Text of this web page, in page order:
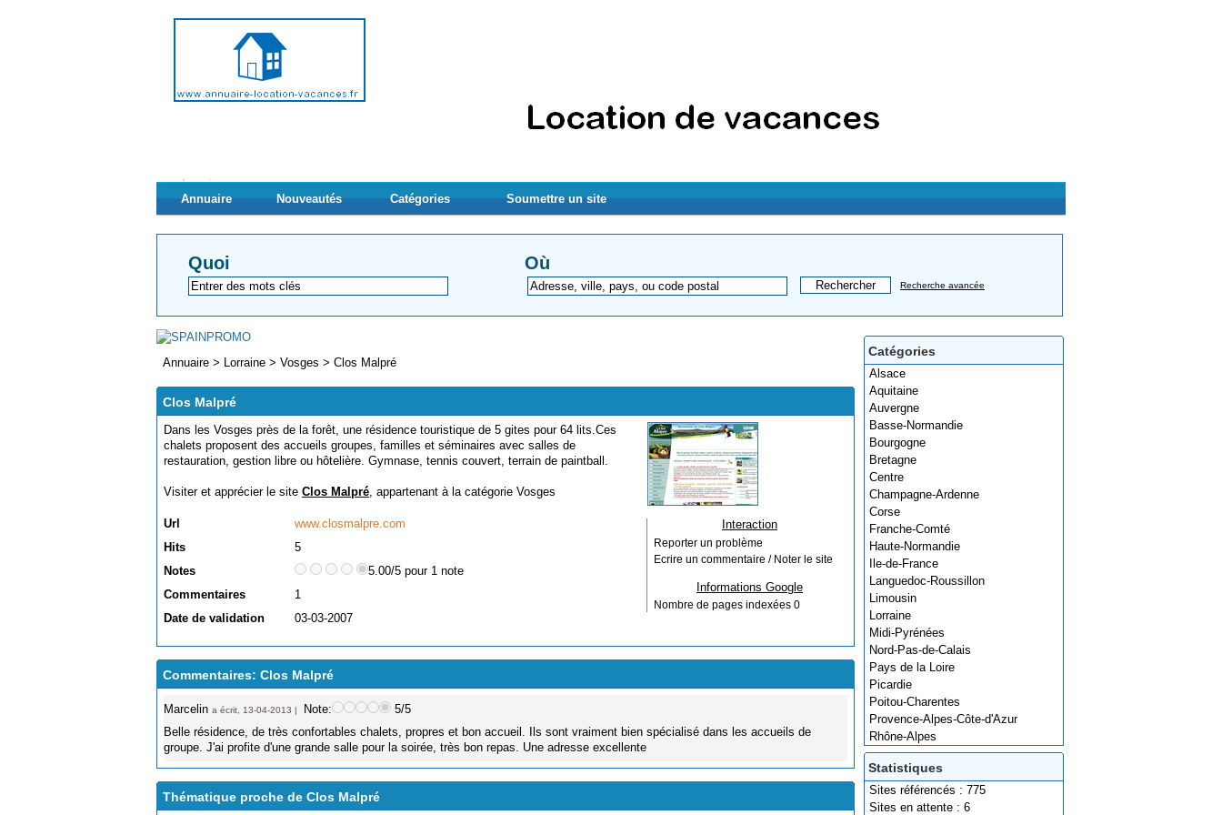
Annuaire Nouveautés Catégories Soumettre un site
Quoi Où
Recherche avancée
Catégories
Alsace
Aquitaine
Auvergne
Basse-Normandie
Bourgogne
Bretagne
Centre
Champagne-Ardenne
Corse
Franche-Comté
Haute-Normandie
Ile-de-France
Languedoc-Roussillon
Limousin
Lorraine
Midi-Pyrénées
Nord-Pas-de-Calais
Pays de la Loire
Picardie
Poitou-Charentes
Provence-Alpes-Côte-d'Azur
Rhône-Alpes
Statistiques
Sites référencés : 775
Sites en attente : 6
Annuaire > Lorraine > Vosges > Clos Malpré
Clos Malpré
Dans les Vosges près de la forêt, une résidence touristique de 5 gites pour 64 lits.Ces
chalets proposent des accueils groupes, familles et séminaires avec salles de
restauration, gestion libre ou hôtelière. Gymnase, tennis couvert, terrain de paintball.
Visiter et apprécier le site Clos Malpré, appartenant à la catégorie Vosges
Url
www.closmalpre.com
Hits
5
Notes
5.00/5 pour 1 note
Commentaires
1
Date de validation
03-03-2007
Interaction
Reporter un problème
Ecrire un commentaire / Noter le site
Informations Google
Nombre de pages indexées 0
Commentaires: Clos Malpré
Marcelin a écrit, 13-04-2013 | Note:
5/5
Belle résidence, de très confortables chalets, propres et bon accueil. Ils sont vraiment bien spécialisé dans les accueils de
groupe. J'ai profite d'une grande salle pour la soirée, très bon repas. Une adresse excellente
Thématique proche de Clos Malpré